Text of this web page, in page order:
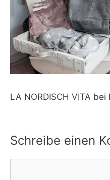
LA NORDISCH VITA bei
Schreibe einen